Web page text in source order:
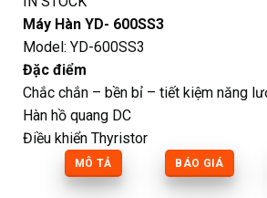
Máy Hàn YD- 600SS3
Model: YD-600SS3
Đặc điểm
Chắc chắn – bền bỉ – tiết kiệm năng
Hàn hồ quang DC
Điều khiển Thyristor
MÔ TẢ BÁO GIÁ